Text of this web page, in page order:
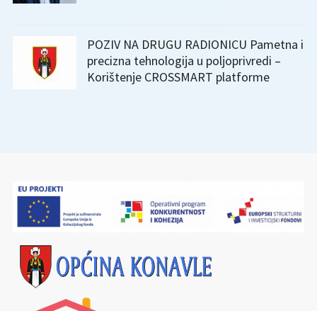
POZIV NA DRUGU RADIONICU Pametna i
precizna tehnologija u poljoprivredi –
Korištenje CROSSMART platforme